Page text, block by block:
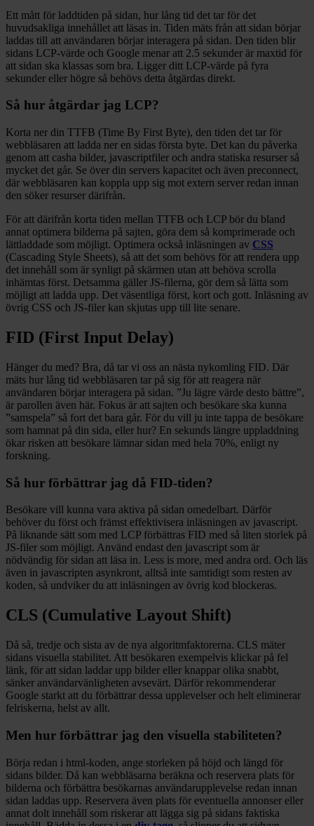
Ett mått för laddtiden på sidan, hur lång tid det tar för det
huvudsakliga innehållet att läsas in. Tiden mäts från att sidan börjar
laddas till att användaren börjar interagera på sidan. Den tiden blir
sidans LCP-värde och Google menar att 2.5 sekunder är maxtid för
att sidan ska klassas som bra. Ligger ditt LCP-värde på fyra
sekunder eller högre så behövs detta åtgärdas direkt.
Så hur åtgärdar jag LCP?
Korta ner din TTFB (Time By First Byte), den tiden det tar för
webbläsaren att ladda ner en sidas första byte. Det kan du påverka
genom att casha bilder, javascriptfiler och andra statiska resurser så
mycket det går. Se över din servers kapacitet och även preconnect,
där webbläsaren kan koppla upp sig mot extern server redan innan
den söker resurser därifrån.
För att därifrån korta tiden mellan TTFB och LCP bör du bland
annat optimera bilderna på sajten, göra dem så komprimerade och
lättladdade som möjligt. Optimera också inläsningen av CSS
(Cascading Style Sheets), så att det som behövs för att rendera upp
det innehåll som är synligt på skärmen utan att behöva scrolla
inhämtas först. Detsamma gäller JS-filerna, gör dem så lätta som
möjligt att ladda upp. Det väsentliga först, kort och gott. Inläsning av
övrig CSS och JS-filer kan skjutas upp till lite senare.
FID (First Input Delay)
Hänger du med? Bra, då tar vi oss an nästa nykomling FID. Där
mäts hur lång tid webbläsaren tar på sig för att reagera när
användaren börjar interagera på sidan. ”Ju lägre värde desto bättre”,
är parollen även här. Fokus är att sajten och besökare ska kunna
”samspela” så fort det bara går. För du vill ju inte tappa de besökare
som hamnat på din sida, eller hur? En sekunds längre uppladdning
ökar risken att besökare lämnar sidan med hela 70%, enligt ny
forskning.
Så hur förbättrar jag då FID-tiden?
Besökare vill kunna vara aktiva på sidan omedelbart. Därför
behöver du först och främst effektivisera inläsningen av javascript.
På liknande sätt som med LCP förbättras FID med så liten storlek på
JS-filer som möjligt. Använd endast den javascript som är
nödvändig för sidan att läsa in. Less is more, med andra ord. Och läs
även in javascripten asynkront, alltså inte samtidigt som resten av
koden, så undviker du att inläsningen av övrig kod blockeras.
CLS (Cumulative Layout Shift)
Då så, tredje och sista av de nya algoritmfaktorerna. CLS mäter
sidans visuella stabilitet. Att besökaren exempelvis klickar på fel
länk, för att sidan laddar upp bilder eller knappar olika snabbt,
sänker användarvänligheten avsevärt. Därför rekommenderar
Google starkt att du förbättrar dessa upplevelser och helt eliminerar
felriskerna, helst av allt.
Men hur förbättrar jag den visuella stabiliteten?
Börja redan i html-koden, ange storleken på höjd och längd för
sidans bilder. Då kan webbläsarna beräkna och reservera plats för
bilderna och förbättra besökarnas användarupplevelse redan innan
sidan laddas upp. Reservera även plats för eventuella annonser eller
annat dolt innehåll som riskerar att lägga sig på sidans faktiska